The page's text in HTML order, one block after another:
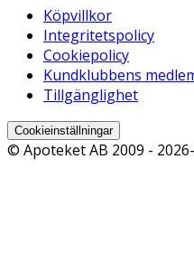
Köpvillkor
Integritetspolicy
Cookiepolicy
Kundklubbens
Tillgänglighet
Cookieinställningar
© Apoteket AB 2009 -